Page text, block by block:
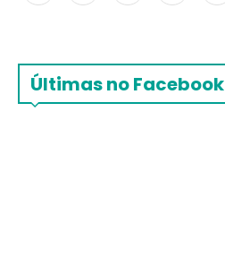
Últimas no Facebook